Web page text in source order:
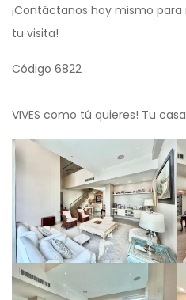
¡Contáctanos hoy mismo
tu visita!
Código 6822
VIVES como tú quieres! Tu